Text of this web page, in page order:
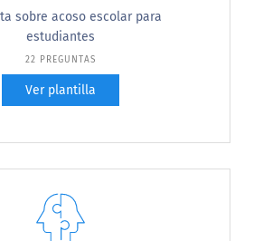
sobre acoso escolar para
estudiantes
22 PREGUNTAS
Ver plantilla